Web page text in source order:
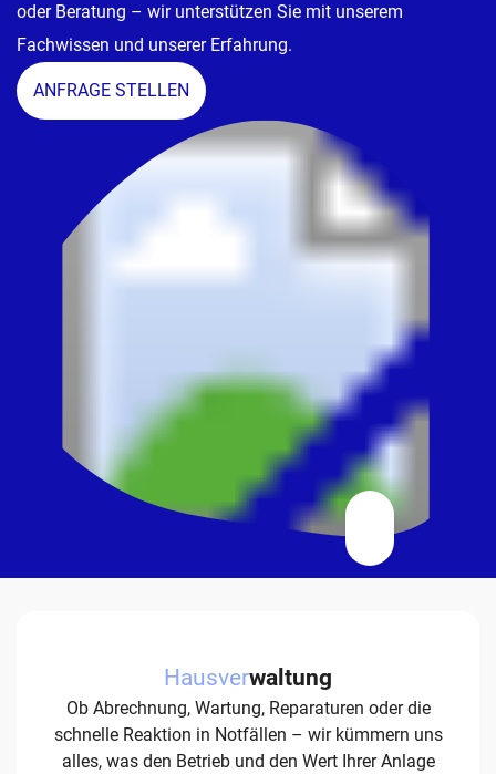
oder Beratung – wir unterstützen Sie mit unserem
Fachwissen und unserer Erfahrung.
ANFRAGE STELLEN
Hausverwaltung
Ob Abrechnung, Wartung, Reparaturen oder die
schnelle Reaktion in Notfällen – wir kümmern uns
alles, was den Betrieb und den Wert Ihrer Anlage